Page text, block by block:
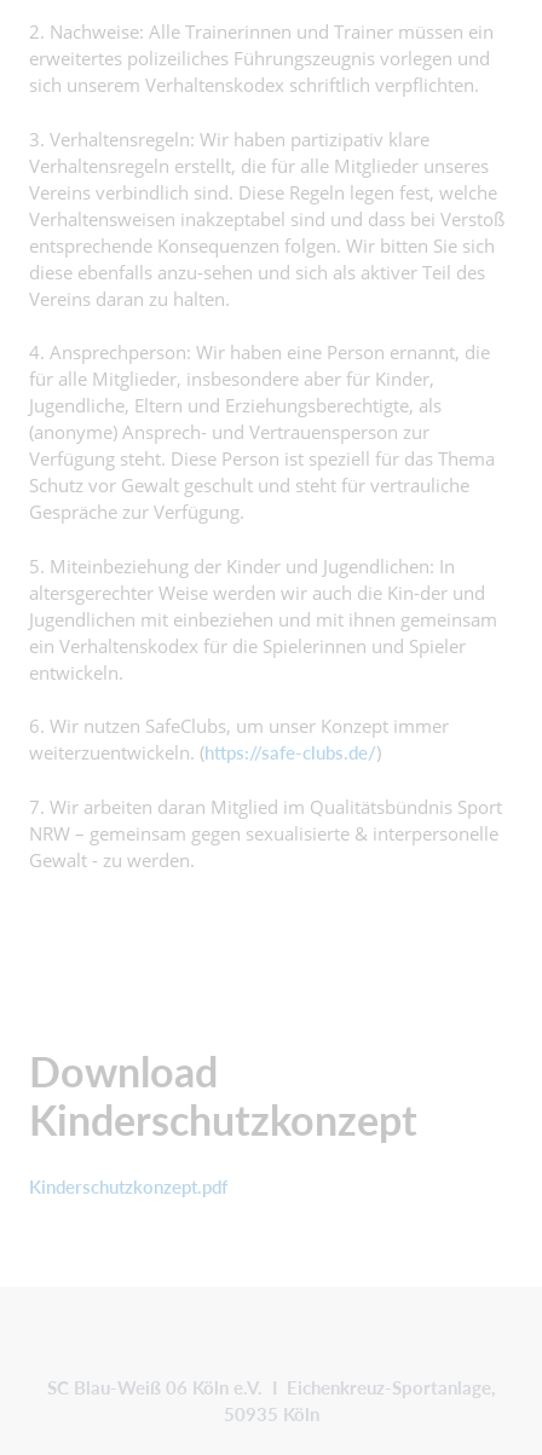
2. Nachweise: Alle Trainerinnen und Trainer müssen ein
erweitertes polizeiliches Führungszeugnis vorlegen und
sich unserem Verhaltenskodex schriftlich verpflichten.
3. Verhaltensregeln: Wir haben partizipativ klare
Verhaltensregeln erstellt, die für alle Mitglieder unseres
Vereins verbindlich sind. Diese Regeln legen fest, welche
Verhaltensweisen inakzeptabel sind und dass bei Verstoß
entsprechende Konsequenzen folgen. Wir bitten Sie sich
diese ebenfalls anzu-sehen und sich als aktiver Teil des
Vereins daran zu halten.
4. Ansprechperson: Wir haben eine Person ernannt, die
für alle Mitglieder, insbesondere aber für Kinder,
Jugendliche, Eltern und Erziehungsberechtigte, als
(anonyme) Ansprech- und Vertrauensperson zur
Verfügung steht. Diese Person ist speziell für das Thema
Schutz vor Gewalt geschult und steht für vertrauliche
Gespräche zur Verfügung.
5. Miteinbeziehung der Kinder und Jugendlichen: In
altersgerechter Weise werden wir auch die Kin-der und
Jugendlichen mit einbeziehen und mit ihnen gemeinsam
ein Verhaltenskodex für die Spielerinnen und Spieler
entwickeln.
6. Wir nutzen SafeClubs, um unser Konzept immer
weiterzuentwickeln. (https://safe-clubs.de/)
7. Wir arbeiten daran Mitglied im Qualitätsbündnis Sport
NRW – gemeinsam gegen sexualisierte & interpersonelle
Gewalt - zu werden.
Download
Kinderschutzkonzept
Kinderschutzkonzept.pdf
SC Blau-Weiß 06 Köln e.V. I Eichenkreuz-Sportanlage,
50935 Köln